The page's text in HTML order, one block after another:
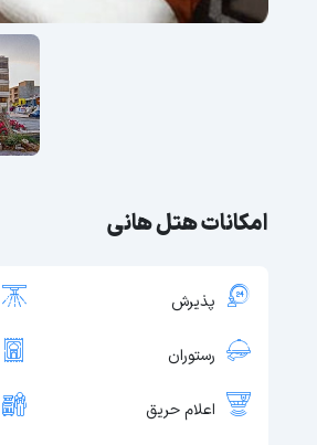
امکانات هتل هانی
پذیرش
رستوران
اعلام حریق